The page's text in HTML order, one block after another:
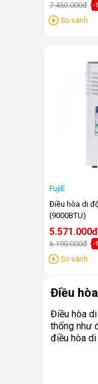
7.450.000đ -
So sánh
FujiE
Điều hòa di
(9000BTU)
5.571.000đ
6.190.000đ -
So sánh
Điều
Điều hòa
thống như
điều hòa